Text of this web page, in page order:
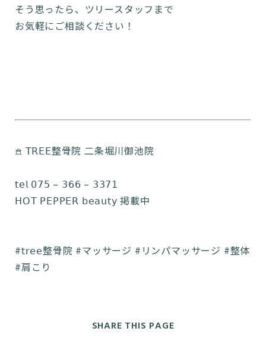
そう思ったら、ツリースタッフまで
お気軽にご相談ください！
𖠿 𝖳𝖱𝖤𝖤整骨院 二条堀川御池院
𝗍𝖾𝗅 𝟢𝟩𝟧 – 𝟥𝟨𝟨 – 𝟥𝟥𝟩𝟣
𝖧𝖮𝖳 𝖯𝖤𝖯𝖯𝖤𝖱 𝖻𝖾𝖺𝗎𝗍𝗒 掲載中
#𝗍𝗋𝖾𝖾整骨院 #マッサージ #リンパマッサージ #整体
#肩こり
SHARE THIS PAGE